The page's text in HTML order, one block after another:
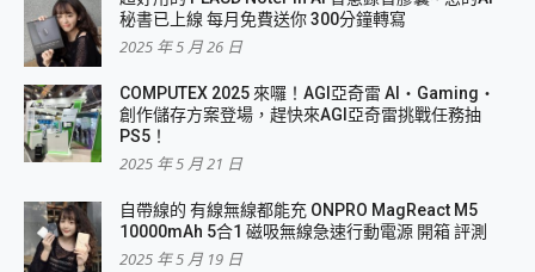
秘書已上線 每月免費送你 300分鐘轉寫
2025 年 5 月 26 日
COMPUTEX 2025 來囉！AGI亞奇雷 AI・Gaming・
創作儲存方案登場，趕快來AGI亞奇雷挑戰任務抽
PS5！
2025 年 5 月 21 日
自帶線的 有線無線都能充 ONPRO MagReact M5
10000mAh 5合1 磁吸無線急速行動電源 開箱 評測
2025 年 5 月 19 日